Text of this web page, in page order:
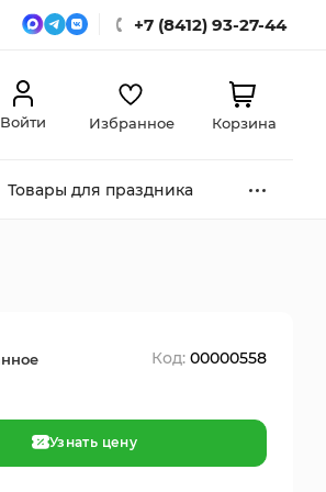
+7 (8412) 93-27-44
Войти
Избранное Корзина
Товары для праздника
Код: 00000558
Узнать цену